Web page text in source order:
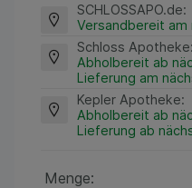
SCHLOSSAPO.de:
Versandbereit
Schloss Apotheke:
Abholbereit ab
Lieferung am
Kepler Apotheke:
Abholbereit ab
Lieferung ab
Menge: